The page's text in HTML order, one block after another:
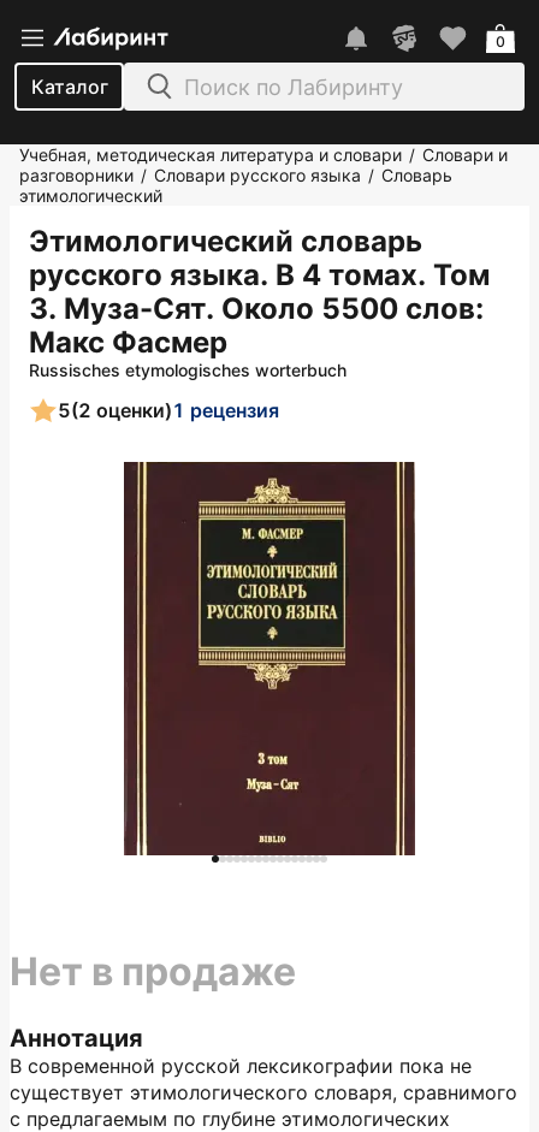
Каталог
0
Учебная, методическая литература и словари / Словари и
разговорники / Словари русского языка / Словарь
этимологический
Этимологический словарь
русского языка. В 4 томах. Том
3. Муза-Сят. Около 5500 слов:
Макс Фасмер
Russisches etymologisches worterbuch
5(2 оценки)1 рецензия
Аннотация
В современной русской лексикографии пока не
существует этимологического словаря, сравнимого
с предлагаемым по глубине этимологических
Нет в продаже